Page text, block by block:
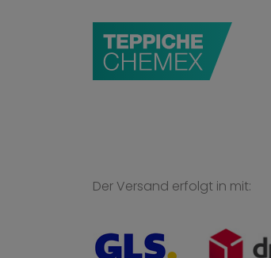
Der Versand erfolgt in mit: